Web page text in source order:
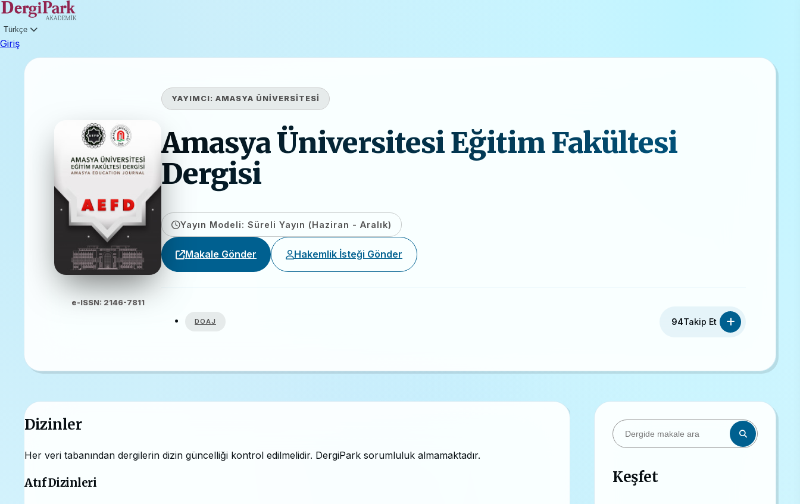
Türkçe
Giriş
e-ISSN: 2146-7811
YAYIMCI: AMASYA ÜNİVERSİTESİ
Amasya Üniversitesi Eğitim Fakültesi
Dergisi
Yayın Modeli: Süreli Yayın (Haziran - Aralık)
Makale Gönder Hakemlik İsteği Gönder
DOAJ 94Takip Et
Dizinler
Her veri tabanından dergilerin dizin güncelliği kontrol edilmelidir. DergiPark sorumluluk almamaktadır.
Atıf Dizinleri Keşfet